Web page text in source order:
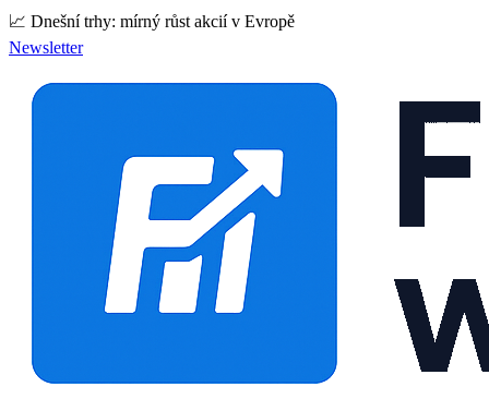
📈 Dnešní trhy: mírný růst akcií v Evropě
Newsletter